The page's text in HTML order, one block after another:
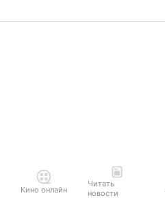
Кино онлайн
Читать
новости